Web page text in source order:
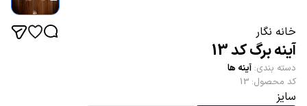
خانه نگار
آینه برگ کد 13
دسته بندی: آینه ها
کد محصول:
13
سایز